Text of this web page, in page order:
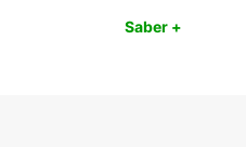
Saber +